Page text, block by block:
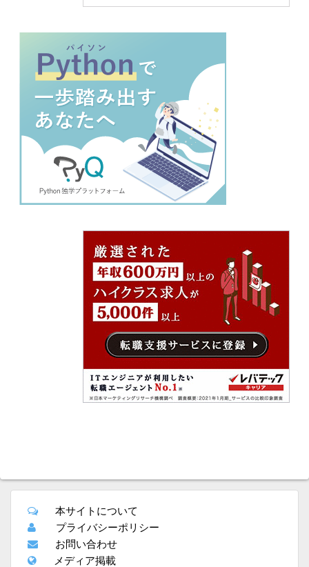
本サイトについて
プライバシーポリシー
お問い合わせ
メディア掲載